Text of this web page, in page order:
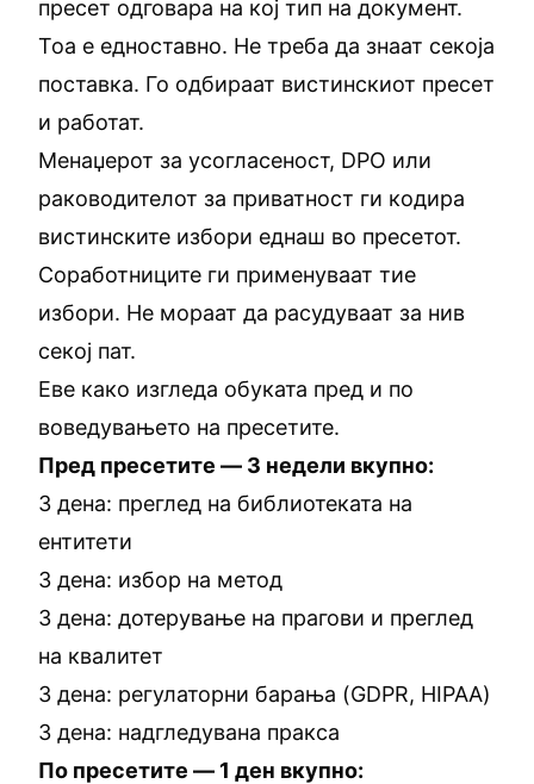
пресет одговара на кој тип на документ.
Тоа е едноставно. Не треба да знаат секоја
поставка. Го одбираат вистинскиот пресет
и работат.
Менаџерот за усогласеност, DPO или
раководителот за приватност ги кодира
вистинските избори еднаш во пресетот.
Соработниците ги применуваат тие
избори. Не мораат да расудуваат за нив
секој пат.
Еве како изгледа обуката пред и по
воведувањето на пресетите.
Пред пресетите — 3 недели вкупно:
3 дена: преглед на библиотеката на
ентитети
3 дена: избор на метод
3 дена: дотерување на прагови и преглед
на квалитет
3 дена: регулаторни барања (GDPR, HIPAA)
3 дена: надгледувана пракса
По пресетите — 1 ден вкупно: